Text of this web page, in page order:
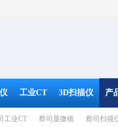
工业CT 3D扫描仪 产
工业CT 蔡司显微镜 蔡司扫描